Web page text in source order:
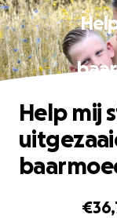
Help mij